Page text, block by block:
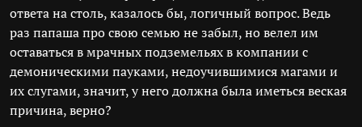
ответа на столь, казалось бы, логичный вопрос. Ведь
раз папаша про свою семью не забыл, но велел им
оставаться в мрачных подземельях в компании с
демоническими пауками, недоучившимися магами и
их слугами, значит, у него должна была иметься веская
причина, верно?